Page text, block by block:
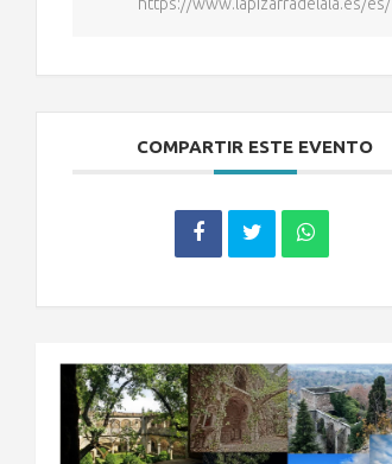
COMPARTIR ESTE EVENTO